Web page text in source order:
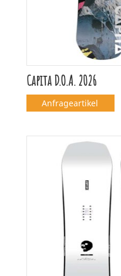
Capita D.O.A. 2026
Anfrageartikel